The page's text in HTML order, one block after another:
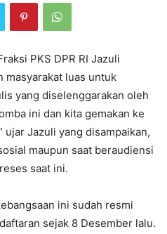
PKS DPR RI Jazuli
masyarakat luas untuk
yang diselenggarakan oleh
ini dan kita gemakan ke
ujar Jazuli yang disampaikan,
maupun saat beraudiensi
saat ini.
ini sudah resmi
sejak 8 Desember lalu.